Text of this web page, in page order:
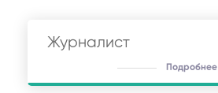
Журналист
Подробнее